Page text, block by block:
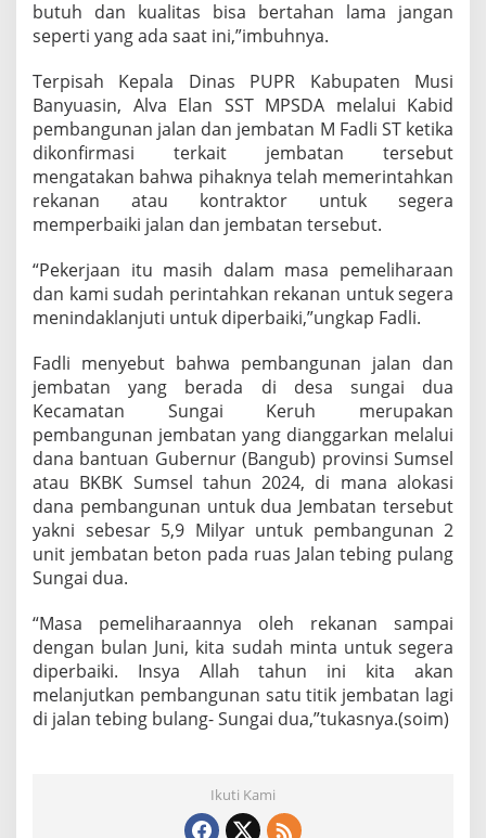
butuh dan kualitas bisa bertahan lama jangan
seperti yang ada saat ini,”imbuhnya.
Terpisah Kepala Dinas PUPR Kabupaten Musi
Banyuasin, Alva Elan SST MPSDA melalui Kabid
pembangunan jalan dan jembatan M Fadli ST ketika
dikonfirmasi terkait jembatan tersebut
mengatakan bahwa pihaknya telah memerintahkan
rekanan atau kontraktor untuk segera
memperbaiki jalan dan jembatan tersebut.
“Pekerjaan itu masih dalam masa pemeliharaan
dan kami sudah perintahkan rekanan untuk segera
menindaklanjuti untuk diperbaiki,”ungkap Fadli.
Fadli menyebut bahwa pembangunan jalan dan
jembatan yang berada di desa sungai dua
Kecamatan Sungai Keruh merupakan
pembangunan jembatan yang dianggarkan melalui
dana bantuan Gubernur (Bangub) provinsi Sumsel
atau BKBK Sumsel tahun 2024, di mana alokasi
dana pembangunan untuk dua Jembatan tersebut
yakni sebesar 5,9 Milyar untuk pembangunan 2
unit jembatan beton pada ruas Jalan tebing pulang
Sungai dua.
“Masa pemeliharaannya oleh rekanan sampai
dengan bulan Juni, kita sudah minta untuk segera
diperbaiki. Insya Allah tahun ini kita akan
melanjutkan pembangunan satu titik jembatan lagi
di jalan tebing bulang- Sungai dua,”tukasnya.(soim)
Ikuti Kami